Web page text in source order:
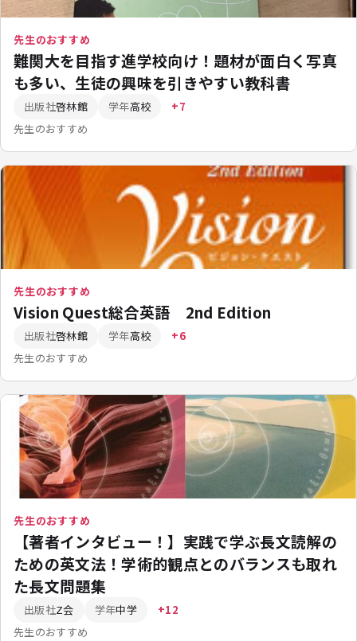
先生のおすすめ
難関大を目指す進学校向け！題材が面白く写真
も多い、生徒の興味を引きやすい教科書
出版社啓林館 学年高校 +7
先生のおすすめ
先生のおすすめ
Vision Quest総合英語 2nd Edition
出版社啓林館 学年高校 +6
先生のおすすめ
先生のおすすめ
【著者インタビュー！】実践で学ぶ長文読解の
ための英文法！学術的観点とのバランスも取れ
た長文問題集
出版社Z会 学年中学 +12
先生のおすすめ